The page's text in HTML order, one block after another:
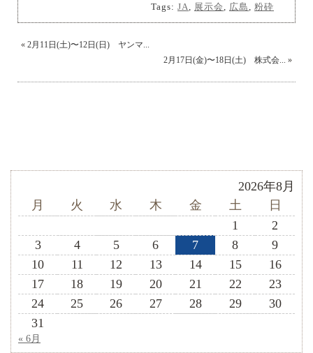
Tags: JA 展示会 広島 粉砕
« 2月11日(土)〜12日(日) ヤンマ...
2月17日(金)〜18日(土) 株式会... »
2026年8月
月
火 水 木 金 土
日
1
2
3
4 5 6 7 8
9
10
11 12 13 14 15
16
17
18 19 20 21 22
23
24
25 26 27 28 29
30
31
« 6月